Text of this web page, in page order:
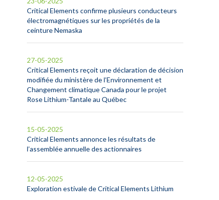
Critical Elements confirme plusieurs conducteurs
électromagnétiques sur les propriétés de la
ceinture Nemaska
Critical Elements reçoit une déclaration de décision
modifiée du ministère de l’Environnement et
Changement climatique Canada pour le projet
Rose Lithium-Tantale au Québec
27-05-2025
Critical Elements annonce les résultats de
l’assemblée annuelle des actionnaires
15-05-2025
Exploration estivale de Critical Elements Lithium
12-05-2025